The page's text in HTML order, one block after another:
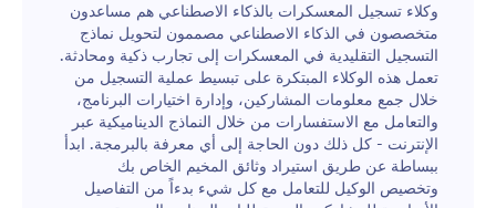
وكلاء تسجيل المعسكرات بالذكاء الاصطناعي هم مساعدون
متخصصون في الذكاء الاصطناعي مصممون لتحويل نماذج
التسجيل التقليدية في المعسكرات إلى تجارب ذكية ومحادثة.
تعمل هذه الوكلاء المبتكرة على تبسيط عملية التسجيل من
خلال جمع معلومات المشاركين، وإدارة اختيارات البرنامج،
والتعامل مع الاستفسارات من خلال النماذج الديناميكية عبر
الإنترنت - كل ذلك دون الحاجة إلى أي معرفة بالبرمجة. ابدأ
ببساطة عن طريق استيراد وثائق المخيم الخاص بك
وتخصيص الوكيل للتعامل مع كل شيء بدءاً من التفاصيل